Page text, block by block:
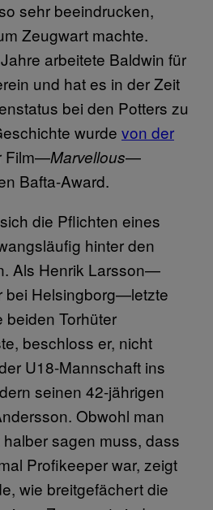
sehr beeindrucken,
Zeugwart machte.
arbeitete Baldwin für
und hat es in der Zeit
bei den Potters zu
wurde von der
Film—Marvellous—
Bafta-Award.
die Pflichten eines
hinter den
Als Henrik Larsson—
bei Helsingborg—letzte
beiden Torhüter
beschloss er, nicht
U18-Mannschaft ins
seinen 42-jährigen
Obwohl man
sagen muss, dass
Profikeeper war, zeigt
wie breitgefächert die